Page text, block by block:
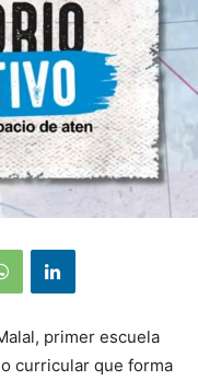
primer escuela
curricular que forma